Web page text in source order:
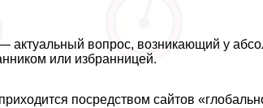
актуальный вопрос, возникающий у
или избранницей.
посредством сайтов